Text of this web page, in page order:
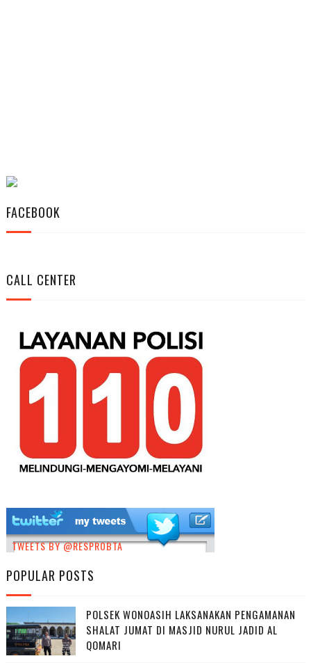
FACEBOOK
CALL CENTER
TWEETS BY @RESPROBTA
POPULAR POSTS
POLSEK WONOASIH LAKSANAKAN PENGAMANAN
SHALAT JUMAT DI MASJID NURUL JADID AL
QOMARI